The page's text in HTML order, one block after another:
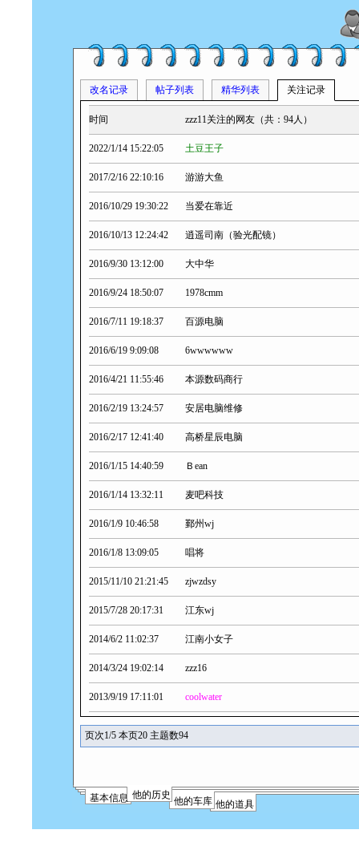
改名记录 帖子列表 精华列表 关注记录
时间 zzz11关注的网友（共：94人）
2022/1/14 15:22:05 土豆王子
2017/2/16 22:10:16 游游大鱼
2016/10/29 19:30:22 当爱在靠近
2016/10/13 12:24:42 逍遥司南（验光配镜）
2016/9/30 13:12:00 大中华
2016/9/24 18:50:07 1978cmm
2016/7/11 19:18:37 百源电脑
2016/6/19 9:09:08 6wwwwww
2016/4/21 11:55:46 本源数码商行
2016/2/19 13:24:57 安居电脑维修
2016/2/17 12:41:40 高桥星辰电脑
2016/1/15 14:40:59 Ｂean
2016/1/14 13:32:11 麦吧科技
2016/1/9 10:46:58 鄞州wj
2016/1/8 13:09:05 唱将
2015/11/10 21:21:45 zjwzdsy
2015/7/28 20:17:31 江东wj
2014/6/2 11:02:37 江南小女子
2014/3/24 19:02:14 zzz16
2013/9/19 17:11:01 coolwater
页次1/5 本页20 主题数94
基本信息 他的历史
他的车库 他的道具